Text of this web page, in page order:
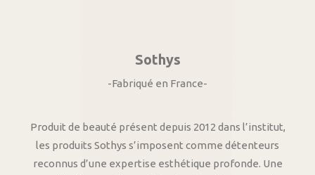
Sothys
-Fabriqué en France-
Produit de beauté présent depuis 2012 dans l’institut,
les produits Sothys s’imposent comme détenteurs
reconnus d’une expertise esthétique profonde. Une